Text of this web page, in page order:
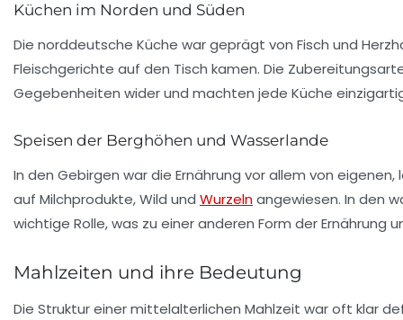
Küchen im Norden und Süden
Die norddeutsche Küche war geprägt von Fisch und
Fleischgerichte auf den Tisch kamen. Die
Gegebenheiten wider und machten jede Küche
Speisen der Berghöhen und Wasserlande
In den Gebirgen war die Ernährung vor allem von
auf Milchprodukte, Wild und Wurzelnangewiesen. In den
wichtige Rolle, was zu einer anderen Form der Ernährung
Mahlzeiten und ihre Bedeutung
Die Struktur einer mittelalterlichen Mahlzeit war oft klar